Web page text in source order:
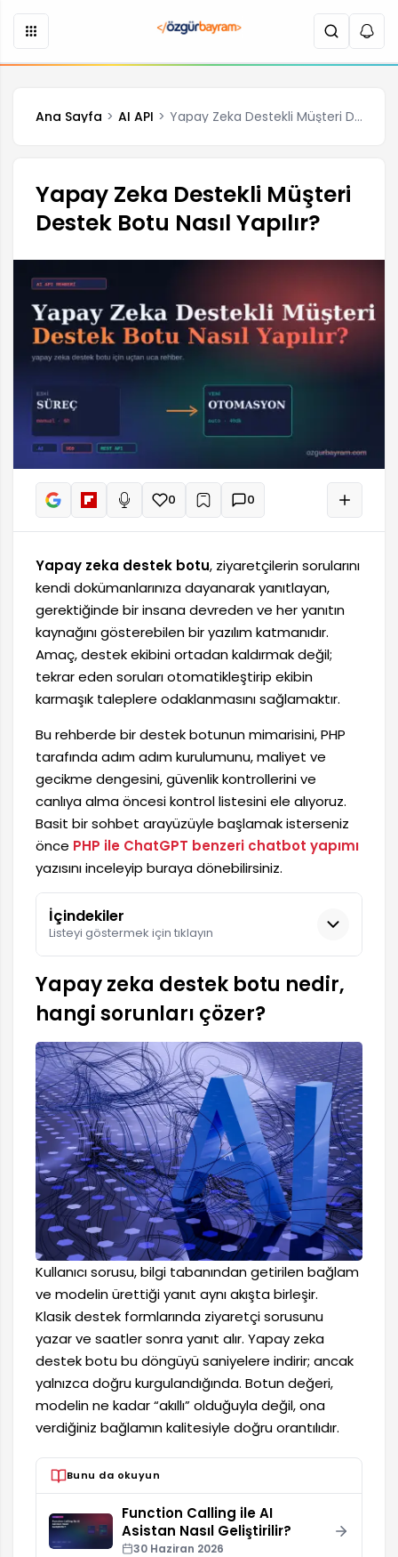
Ana Sayfa AI API Yapay Zeka Destekli Müşteri Destek Botu Nasıl Yapılır?
Yapay Zeka Destekli Müşteri
Destek Botu Nasıl Yapılır?
Sesli oku0 + 0
Yapay zeka destek botu, ziyaretçilerin sorularını
kendi dokümanlarınıza dayanarak yanıtlayan,
gerektiğinde bir insana devreden ve her yanıtın
kaynağını gösterebilen bir yazılım katmanıdır.
Amaç, destek ekibini ortadan kaldırmak değil;
tekrar eden soruları otomatikleştirip ekibin
karmaşık taleplere odaklanmasını sağlamaktır.
Bu rehberde bir destek botunun mimarisini, PHP
tarafında adım adım kurulumunu, maliyet ve
gecikme dengesini, güvenlik kontrollerini ve
canlıya alma öncesi kontrol listesini ele alıyoruz.
Basit bir sohbet arayüzüyle başlamak isterseniz
önce PHP ile ChatGPT benzeri chatbot yapımı
yazısını inceleyip buraya dönebilirsiniz.
İçindekiler
Listeyi göstermek için tıklayın
Yapay zeka destek botu nedir,
hangi sorunları çözer?
Kullanıcı sorusu, bilgi tabanından getirilen bağlam
ve modelin ürettiği yanıt aynı akışta birleşir.
Klasik destek formlarında ziyaretçi sorusunu
yazar ve saatler sonra yanıt alır. Yapay zeka
destek botu bu döngüyü saniyelere indirir; ancak
yalnızca doğru kurgulandığında. Botun değeri,
modelin ne kadar “akıllı” olduğuyla değil, ona
verdiğiniz bağlamın kalitesiyle doğru orantılıdır.
Bunu da okuyun
Function Calling ile AI
Asistan Nasıl Geliştirilir?
30 Haziran 2026